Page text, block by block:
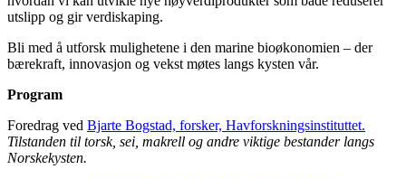
utslipp og gir verdiskaping.
Bli med å utforsk mulighetene i den marine bioøkonomien – der
bærekraft, innovasjon og vekst møtes langs kysten vår.
Program
Foredrag ved Bjarte Bogstad, forsker, Havforskningsinstituttet.
Tilstanden til torsk, sei, makrell og andre viktige bestander langs
Norskekysten.